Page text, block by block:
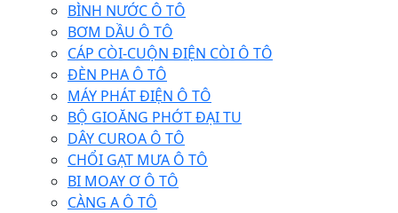
BÌNH NƯỚC Ô TÔ
BƠM DẦU Ô TÔ
CÁP CÒI-CUỘN ĐIỆN CÒI Ô TÔ
ĐÈN PHA Ô TÔ
MÁY PHÁT ĐIỆN Ô TÔ
BỘ GIOĂNG PHỚT ĐẠI TU
DÂY CUROA Ô TÔ
CHỔI GẠT MƯA Ô TÔ
BI MOAY Ơ Ô TÔ
CÀNG A Ô TÔ